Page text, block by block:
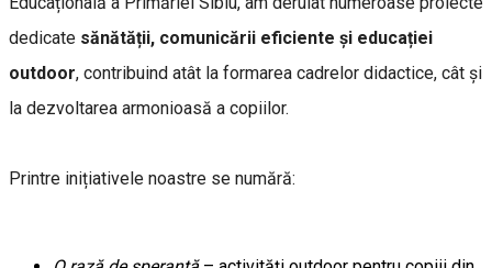
dedicate sănătății, comunicării eficiente și educației
outdoor, contribuind atât la formarea cadrelor didactice, cât și
la dezvoltarea armonioasă a copiilor.
Printre inițiativele noastre se numără: